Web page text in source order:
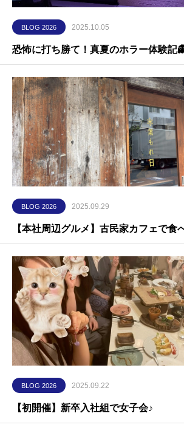
BLOG 2026 2025.10.05
恐怖に打ち勝て！真夏のホラー体験記
BLOG 2026 2025.09.29
【本社周辺グルメ】古民家カフェで食
BLOG 2026 2025.09.22
【初開催】新卒入社組で女子会♪